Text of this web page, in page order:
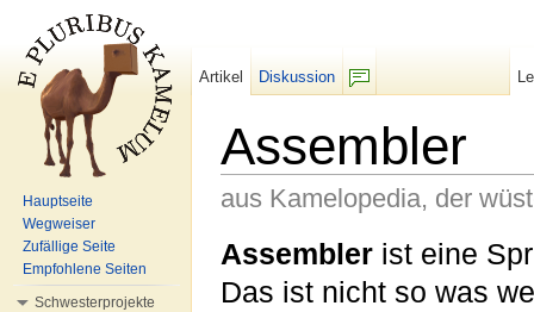
Assembler
aus Kamelopedia, der
Assembler ist eine
Das ist nicht so was
Artikel
Diskussion
Hauptseite
Wegweiser
Zufällige Seite
Empfohlene Seiten
Schwesterprojekte